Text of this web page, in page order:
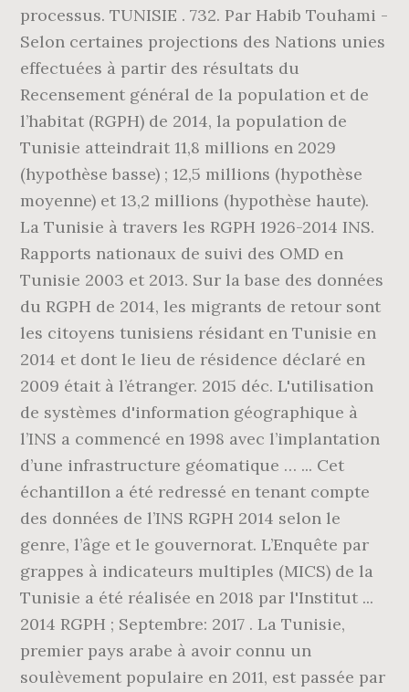
processus. TUNISIE . 732. Par Habib Touhami -
Selon certaines projections des Nations unies
effectuées à partir des résultats du
Recensement général de la population et de
l’habitat (RGPH) de 2014, la population de
Tunisie atteindrait 11,8 millions en 2029
(hypothèse basse) ; 12,5 millions (hypothèse
moyenne) et 13,2 millions (hypothèse haute).
La Tunisie à travers les RGPH 1926-2014 INS.
Rapports nationaux de suivi des OMD en
Tunisie 2003 et 2013. Sur la base des données
du RGPH de 2014, les migrants de retour sont
les citoyens tunisiens résidant en Tunisie en
2014 et dont le lieu de résidence déclaré en
2009 était à l’étranger. 2015 déc. L'utilisation
de systèmes d'information géographique à
l’INS a commencé en 1998 avec l’implantation
d’une infrastructure géomatique … ... Cet
échantillon a été redressé en tenant compte
des données de l’INS RGPH 2014 selon le
genre, l’âge et le gouvernorat. L’Enquête par
grappes à indicateurs multiples (MICS) de la
Tunisie a été réalisée en 2018 par l'Institut ...
2014 RGPH ; Septembre: 2017 . La Tunisie,
premier pays arabe à avoir connu un
soulèvement populaire en 2011, est passée par